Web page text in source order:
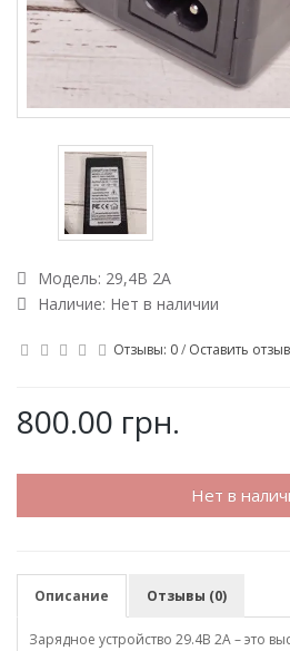
Модель: 29,4В 2А
Наличие: Нет в наличии
Отзывы: 0/ Оставить отзыв
800.00 грн.
Нет в
Описание Отзывы (0)
Зарядное устройство 29.4В 2А – это